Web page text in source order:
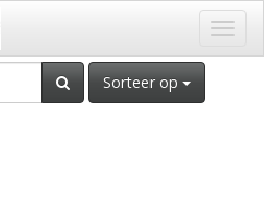
Sorteer op